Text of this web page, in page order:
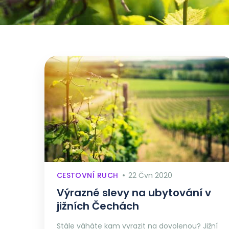
CESTOVNÍ RUCH 22 Čvn 2020
Výrazné slevy na ubytování v
jižních Čechách
Stále váháte kam vyrazit na dovolenou? Jižní